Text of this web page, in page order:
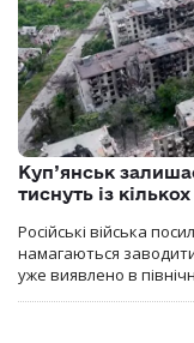
Куп’янськ
тиснуть із
Російські війська
намагаються
уже виявлено в